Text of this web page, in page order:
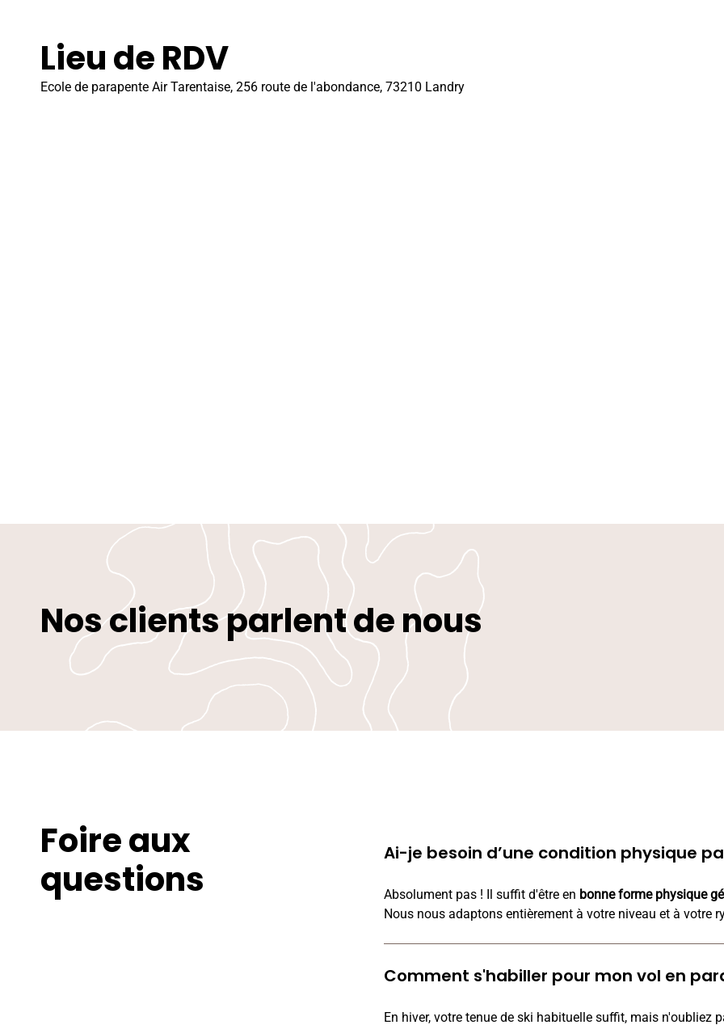
Lieu de RDV
Ecole de parapente Air Tarentaise, 256 route de l'abondance, 73210 Landry
Nos clients parlent de nous
Foire aux
questions
Ai-je besoin d’une condition physique
Absolument pas ! Il suffit d'être en bonne forme physique
Nous nous adaptons entièrement à votre niveau et à votre
Comment s'habiller pour mon vol en
En hiver, votre tenue de ski habituelle suffit, mais n'oubliez